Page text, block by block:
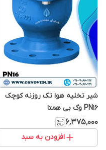
شیر تخلیه هوا تک روزنه کوچک
PN16 وگ بی همتا
۶٬۳۷۵٬۰۰۰
افزودن به سبد